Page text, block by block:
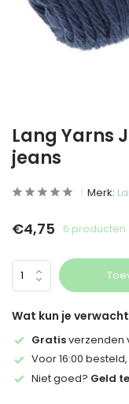
Lang Yarns
jeans
Merk:
€4,75 6
Wat kun je
Gratisverzenden
Voor 16:00 besteld,
Niet goed? Geld